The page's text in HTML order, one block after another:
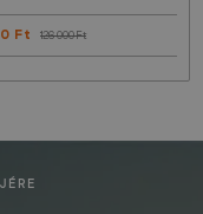
Ft 126 000 Ft